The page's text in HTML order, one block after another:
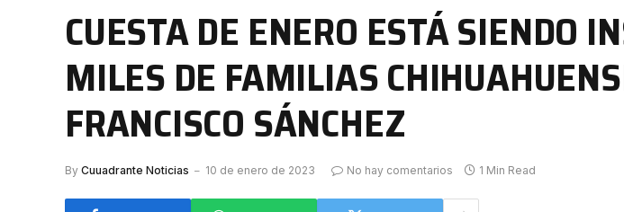
CUESTA DE ENERO ESTÁ SIENDO
MILES DE FAMILIAS
FRANCISCO SÁNCHEZ
By Cuuadrante Noticias 10 de enero de 2023 No hay comentarios 1 Min Read